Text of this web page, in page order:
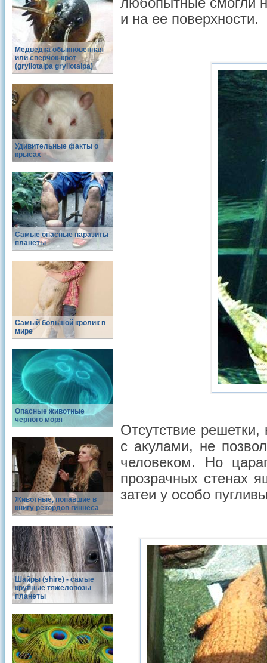
Медведка обыкновенная
или сверчок-крот
(gryllotalpa gryllotalpa)
Удивительные факты о
крысах
Самые опасные паразиты
планеты
Самый большой кролик в
мире
Опасные животные
чёрного моря
Животные, попавшие в
книгу рекордов гиннеса
Шайры (shire) - самые
крупные тяжеловозы
планеты
и на ее поверхности.
Отсутствие
с акулами, не
человеком. Но
прозрачных стенах
затеи у особо